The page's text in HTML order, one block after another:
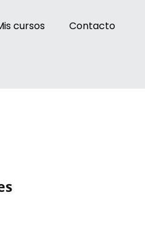
cursos
Contacto